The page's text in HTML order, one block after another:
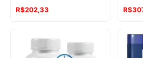
R$202,33
R$